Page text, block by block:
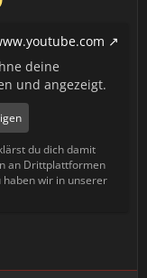
deine
und angezeigt.
du dich damit
an Drittplattformen
wir in unserer